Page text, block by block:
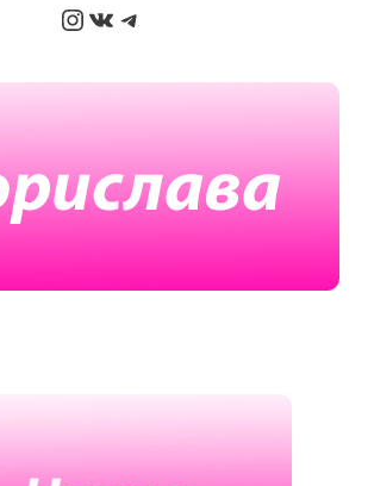
Instagram
ВКонтакте
Telegram